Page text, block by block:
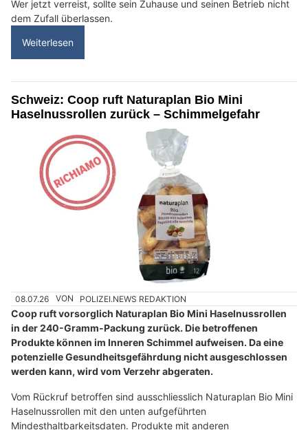
Wer jetzt verreist, sollte sein Zuhause und seinen Betrieb nicht
dem Zufall überlassen.
Weiterlesen
Schweiz: Coop ruft Naturaplan Bio Mini
Haselnussrollen zurück – Schimmelgefahr
08.07.26 VON POLIZEI.NEWS REDAKTION
Coop ruft vorsorglich Naturaplan Bio Mini Haselnussrollen
in der 240-Gramm-Packung zurück. Die betroffenen
Produkte können im Inneren Schimmel aufweisen. Da eine
potenzielle Gesundheitsgefährdung nicht ausgeschlossen
werden kann, wird vom Verzehr abgeraten.
Vom Rückruf betroffen sind ausschliesslich Naturaplan Bio Mini
Haselnussrollen mit den unten aufgeführten
Mindesthaltbarkeitsdaten. Produkte mit anderen